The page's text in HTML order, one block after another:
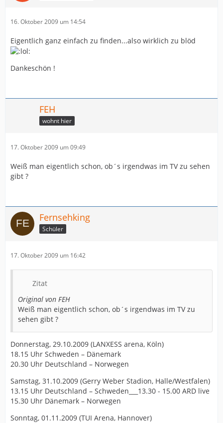
16. Oktober 2009 um 14:54
Eigentlich ganz einfach zu finden...also wirklich zu blöd
Dankeschön !
FEH
wohnt hier
17. Oktober 2009 um 09:49
Weiß man eigentlich schon, ob´s irgendwas im TV zu sehen
gibt ?
Fernsehking
Schüler
17. Oktober 2009 um 16:42
Zitat
Original von FEH
Weiß man eigentlich schon, ob´s irgendwas im TV zu
sehen gibt ?
Donnerstag, 29.10.2009 (LANXESS arena, Köln)
18.15 Uhr Schweden – Dänemark
20.30 Uhr Deutschland – Norwegen
Samstag, 31.10.2009 (Gerry Weber Stadion, Halle/Westfalen)
13.15 Uhr Deutschland – Schweden___13.30 - 15.00 ARD live
15.30 Uhr Dänemark – Norwegen
Sonntag, 01.11.2009 (TUI Arena, Hannover)